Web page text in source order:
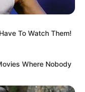
το
συνοδηγός
ηλικίας
To Watch Them!
Where Nobody